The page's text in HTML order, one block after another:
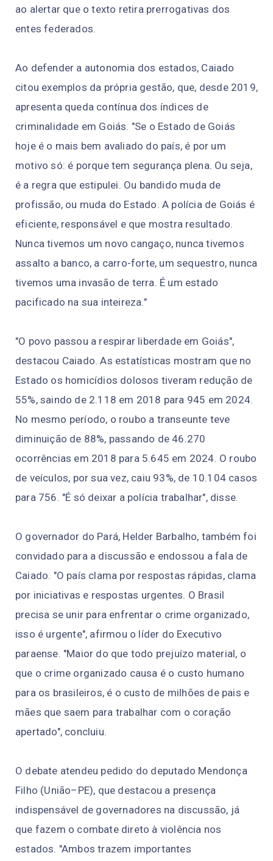
ao alertar que o texto retira prerrogativas dos
entes federados.
Ao defender a autonomia dos estados, Caiado
citou exemplos da própria gestão, que, desde 2019,
apresenta queda contínua dos índices de
criminalidade em Goiás. "Se o Estado de Goiás
hoje é o mais bem avaliado do país, é por um
motivo só: é porque tem segurança plena. Ou seja,
é a regra que estipulei. Ou bandido muda de
profissão, ou muda do Estado. A polícia de Goiás é
eficiente, responsável e que mostra resultado.
Nunca tivemos um novo cangaço, nunca tivemos
assalto a banco, a carro-forte, um sequestro, nunca
tivemos uma invasão de terra. É um estado
pacificado na sua inteireza."
"O povo passou a respirar liberdade em Goiás",
destacou Caiado. As estatísticas mostram que no
Estado os homicídios dolosos tiveram redução de
55%, saindo de 2.118 em 2018 para 945 em 2024.
No mesmo período, o roubo a transeunte teve
diminuição de 88%, passando de 46.270
ocorrências em 2018 para 5.645 em 2024. O roubo
de veículos, por sua vez, caiu 93%, de 10.104 casos
para 756. "É só deixar a polícia trabalhar", disse.
O governador do Pará, Helder Barbalho, também foi
convidado para a discussão e endossou a fala de
Caiado. "O país clama por respostas rápidas, clama
por iniciativas e respostas urgentes. O Brasil
precisa se unir para enfrentar o crime organizado,
isso é urgente", afirmou o líder do Executivo
paraense. "Maior do que todo prejuízo material, o
que o crime organizado causa é o custo humano
para os brasileiros, é o custo de milhões de pais e
mães que saem para trabalhar com o coração
apertado", concluiu.
O debate atendeu pedido do deputado Mendonça
Filho (União–PE), que destacou a presença
indispensável de governadores na discussão, já
que fazem o combate direto à violência nos
estados. "Ambos trazem importantes